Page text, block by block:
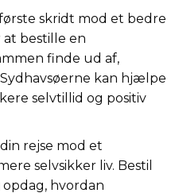
skridt mod et bedre
at bestille en
finde ud af,
kan hjælpe
selvtillid og positiv
rejse mod et
selvsikker liv. Bestil
hvordan